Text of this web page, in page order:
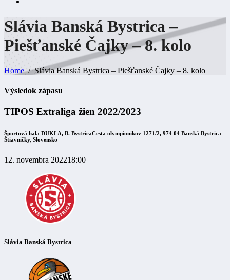
Slávia Banská Bystrica –
Piešťanské Čajky – 8.kolo
Home Slávia Banská Bystrica – Piešťanské Čajky – 8. kolo
Výsledok zápasu
TIPOS Extraliga žien 2022/2023
Športová hala DUKLA, B. BystricaCesta olympionikov 1271/2, 974 04 Banská Bystrica-
Štiavničky, Slovensko
12. novembra 202218:00
Slávia Banská Bystrica